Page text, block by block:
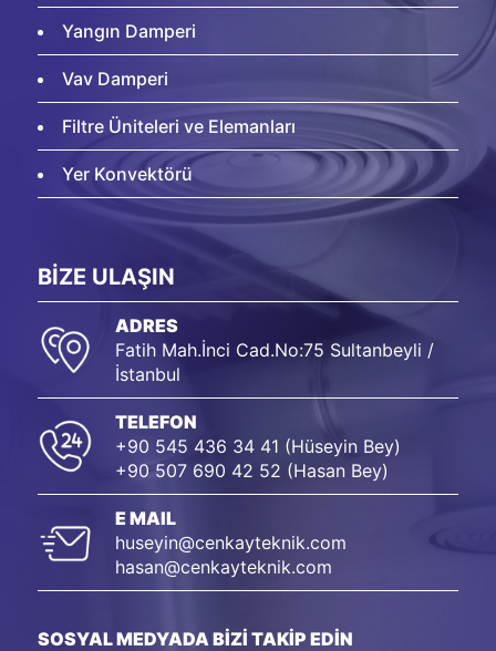
Yangın Damperi
Vav Damperi
Filtre Üniteleri ve Elemanları
Yer Konvektörü
BİZE ULAŞIN
ADRES
Fatih Mah.İnci Cad.No:75 Sultanbeyli /
İstanbul
TELEFON
+90 545 436 34 41 (Hüseyin Bey)
+90 507 690 42 52 (Hasan Bey)
E MAIL
huseyin@cenkayteknik.com
hasan@cenkayteknik.com
SOSYAL MEDYADA BİZİ TAKİP EDİN